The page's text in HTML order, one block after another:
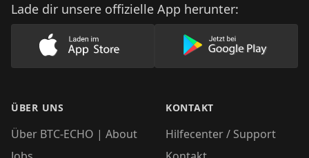
Lade dir unsere offizielle App herunter:
Lade unsere App im AppStore herunter
Lade unsere
ÜBER UNS
Über BTC-ECHO | About
KONTAKT
Hilfecenter / Support